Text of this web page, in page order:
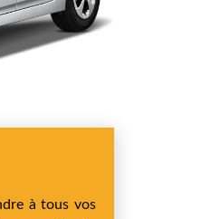
à tous vos